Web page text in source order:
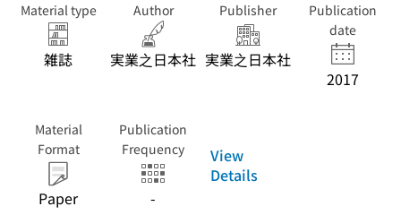
Material type
雑誌
Author
実業之日本社
Publisher
実業之日本社
Publication
date
2017
Material
Format
Paper
Publication
Frequency
-
View
Details